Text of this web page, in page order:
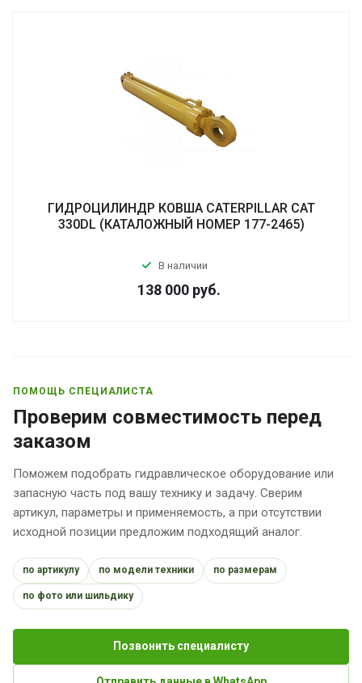
ГИДРОЦИЛИНДР КОВША CATERPILLAR CAT
330DL (КАТАЛОЖНЫЙ НОМЕР 177-2465)
В наличии
138 000 руб.
ПОМОЩЬ СПЕЦИАЛИСТА
Проверим совместимость перед
заказом
Поможем подобрать гидравлическое оборудование или
запасную часть под вашу технику и задачу. Сверим
артикул, параметры и применяемость, а при отсутствии
исходной позиции предложим подходящий аналог.
по артикулу по модели техники по размерам
по фото или шильдику
Позвонить специалисту